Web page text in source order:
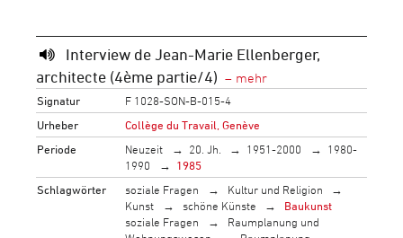
Interview de Jean-Marie Ellenberger,
architecte (4ème partie/4)
Signatur
F 1028-SON-B-015-4
Urheber
Collège du Travail, Genève
Periode
Neuzeit 20. Jh. 1951-2000
1980-
1990
1985
Schlagwörter
soziale Fragen
Kultur und Religion
Kunst
schöne Künste
Baukunst
soziale Fragen
Raumplanung und